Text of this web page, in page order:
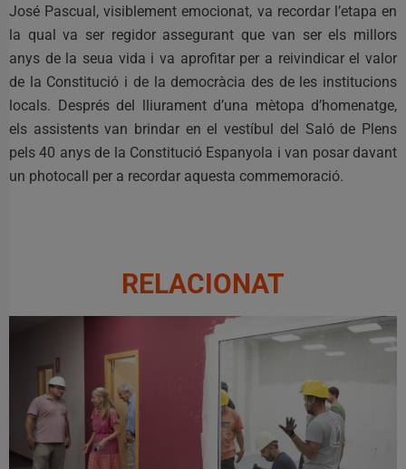
José Pascual, visiblement emocionat, va recordar l’etapa en
la qual va ser regidor assegurant que van ser els millors
anys de la seua vida i va aprofitar per a reivindicar el valor
de la Constitució i de la democràcia des de les institucions
locals. Després del lliurament d’una mètopa d’homenatge,
els assistents van brindar en el vestíbul del Saló de Plens
pels 40 anys de la Constitució Espanyola i van posar davant
un photocall per a recordar aquesta commemoració.
RELACIONAT